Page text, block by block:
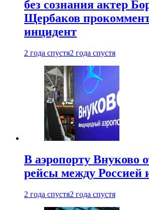
без сознания актер
Щербаков
инцидент
2 года спустя2 года спустя
В аэропорту Внуково
рейсы между Россией
2 года спустя2 года спустя